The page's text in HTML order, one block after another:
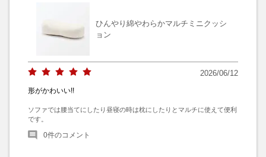
ひんやり綿やわらかマルチミニクッシ
ョン
2026/06/12
形がかわいい!!
ソファでは腰当てにしたり昼寝の時は枕にしたりとマルチに使えて便利
です。
0件のコメント